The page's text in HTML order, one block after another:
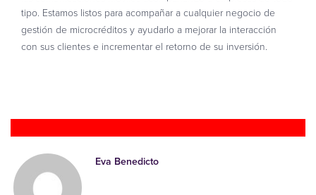
tipo. Estamos listos para acompañar a cualquier negocio de
gestión de microcréditos y ayudarlo a mejorar la interacción
con sus clientes e incrementar el retorno de su inversión.
Eva Benedicto